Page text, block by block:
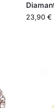
23,90 €